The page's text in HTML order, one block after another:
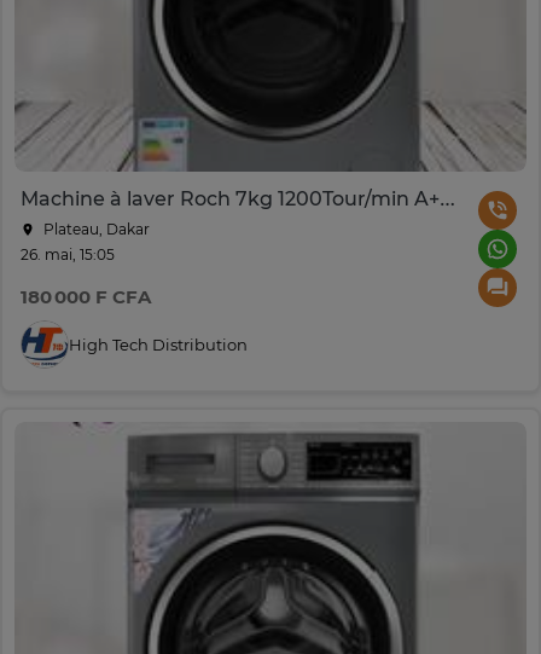
Machine à laver Roch 7kg 1200Tour/min A+++
Plateau, Dakar
26. mai, 15:05
180 000 F CFA
High Tech Distribution